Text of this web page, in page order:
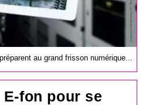
au grand frisson numérique...
fon pour se